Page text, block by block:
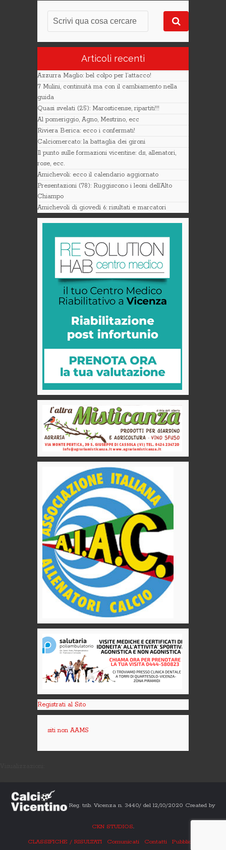
Articoli recenti
Azzurra Maglio: bel colpo per l’attacco!
7 Mulini, continuità ma con il cambiamento nella
guida
Quasi svelati (25): Marosticense, ripartiti!!!
Al pomeriggio, Agno, Mestrino, ecc
Riviera Berica: ecco i confermati!
Calciomercato: la battaglia dei gironi
Il punto sulle formazioni vicentine: ds, allenatori,
rose, ecc.
Amichevoli: ecco il calendario aggiornato
Presentazioni (78): Ruggiscono i leoni dell’Alto
Chiampo
Amichevoli di giovedì 6: risultati e marcatori
Registrati al Sito
siti non AAMS
Reg. trib. Vicenza n. 3440/ del 12/10/2020 Created by
CKN STUDIOS.
CLASSIFICHE / RISULTATI
Comunicati Contatti Pubblicità